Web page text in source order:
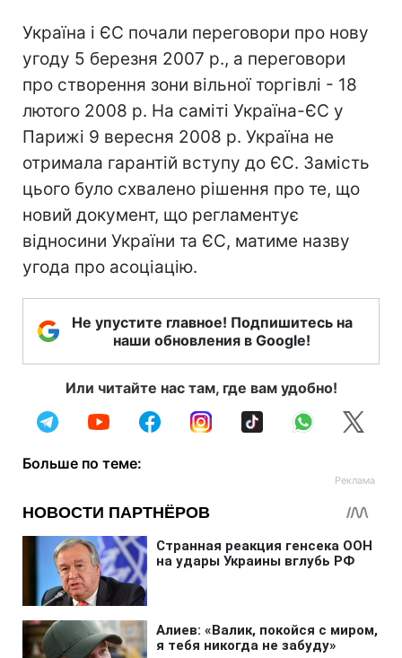
Україна і ЄС почали переговори про нову
угоду 5 березня 2007 р., а переговори
про створення зони вільної торгівлі - 18
лютого 2008 р. На саміті Україна-ЄС у
Парижі 9 вересня 2008 р. Україна не
отримала гарантій вступу до ЄС. Замість
цього було схвалено рішення про те, що
новий документ, що регламентує
відносини України та ЄС, матиме назву
угода про асоціацію.
Не упустите главное! Подпишитесь на
наши обновления в Google!
Или читайте нас там, где вам удобно!
Больше по теме: